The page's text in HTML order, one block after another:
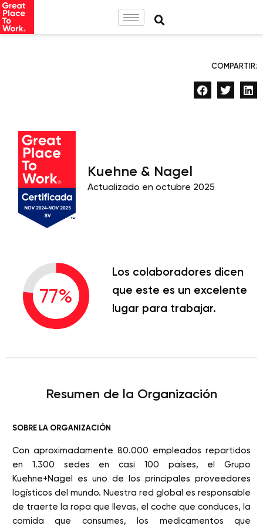
COMPARTIR:
Kuehne & Nagel
Actualizado en octubre 2025
77%
Los colaboradores dicen
que este es un excelente
lugar para trabajar.
Resumen de la Organización
SOBRE LA ORGANIZACIÓN
Con aproximadamente 80.000 empleados repartidos
en 1.300 sedes en casi 100 países, el Grupo
Kuehne+Nagel es uno de los principales proveedores
logísticos del mundo. Nuestra red global es responsable
de traerte la ropa que llevas, el coche que conduces, la
comida que consumes, los medicamentos que